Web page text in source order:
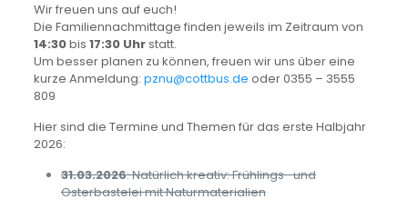
Wir freuen uns auf euch!
Die Familiennachmittage finden jeweils im Zeitraum von
14:30bis 17:30 Uhrstatt.
Um besser planen zu können, freuen wir uns über eine
kurze Anmeldung: pznu@cottbus.de oder 0355 – 3555
809
Hier sind die Termine und Themen für das erste Halbjahr
2026:
31.03.2026:Natürlich kreativ: Frühlings- und
Osterbastelei mit Naturmaterialien